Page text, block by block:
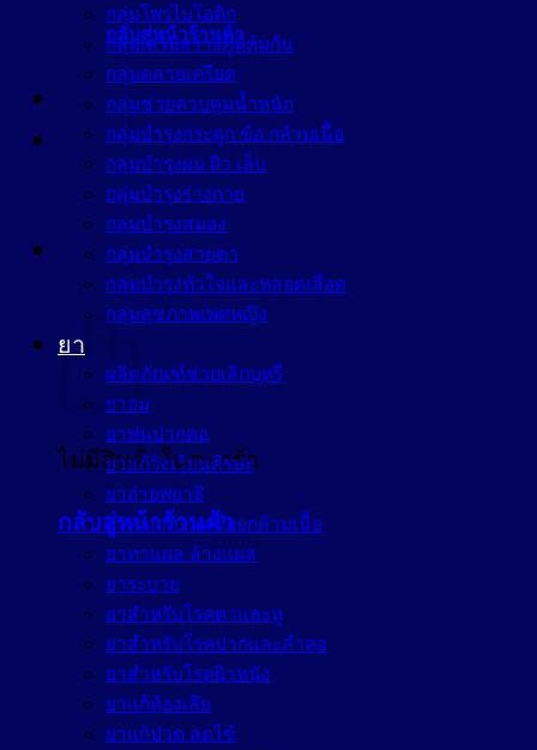
กลับสู่หน้าร้านค้า
ตะกร้าสินค้า
ไม่มีสินค้าในตะกร้า
กลับสู่หน้าร้านค้า
กลุ่มโพรไบโอติก
กลุ่มเสริมสร้างภูมิคุ้มกัน
กลุ่มคลายเครียด
กลุ่มช่วยควบคุมน้ำหนัก
กลุ่มบำรุงกระดูก ข้อ กล้ามเนื้อ
กลุ่มบำรุงผม ผิว เล็บ
กลุ่มบำรุงร่างกาย
กลุ่มบำรุงสมอง
กลุ่มบำรุงสายตา
กลุ่มบำรุงหัวใจและหลอดเลือด
กลุ่มสุขภาพเพศหญิง
ยา
ผลิตภัณฑ์ช่วยเลิกบุหรี่
ยาอม
ยาพ่นปากคอ
ยาแก้วิงเวียนศีรษะ
ยาถ่ายพยาธิ
ยาทาแก้ปวดเมื่อยกล้ามเนื้อ
ยาทาแผล ล้างแผล
ยาระบาย
ยาสำหรับโรคตาและหู
ยาสำหรับโรคปากและลำคอ
ยาสำหรับโรคผิวหนัง
ยาแก้ท้องเสีย
ยาแก้ปวด ลดไข้